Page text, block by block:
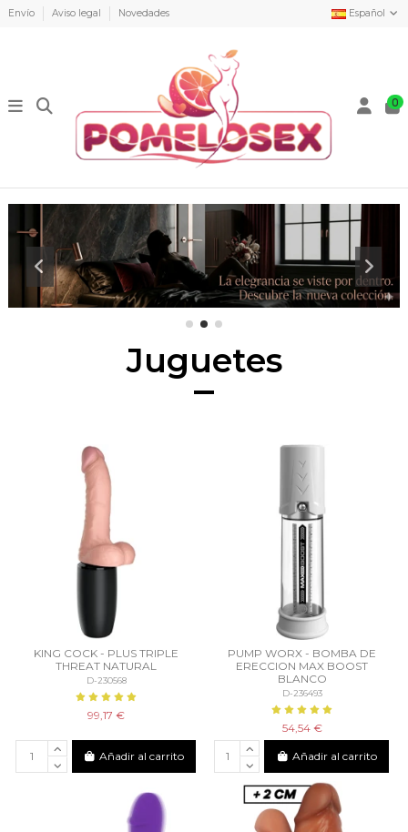
Envío Aviso legal Novedades Español
0
Juguetes
KING COCK - PLUS TRIPLE
THREAT NATURAL
D-230568
99,17 €
Añadir al carrito
PUMP WORX - BOMBA DE
ERECCION MAX BOOST
BLANCO
D-236493
54,54 €
Añadir al carrito